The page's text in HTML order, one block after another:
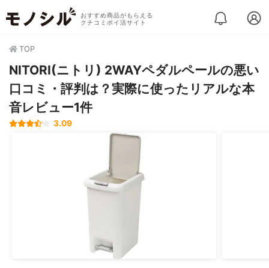
おすすめ商品がもらえる
クチコミポイ活サイト
TOP
NITORI(ニトリ) 2WAYペダルペールの悪い
口コミ・評判は？実際に使ったリアルな本
音レビュー1件
3.09